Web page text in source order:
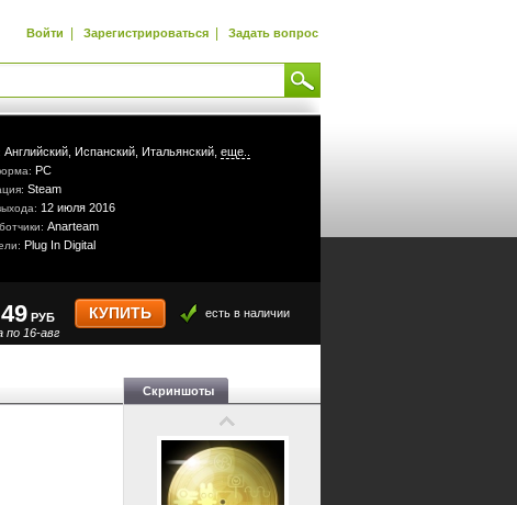
Войти | Зарегистрироваться | Задать вопрос
Английский, Испанский, Итальянский, еще..
PC
Steam
12 июля 2016
Anarteam
Plug In Digital
по 16-авг
49 РУБ КУПИТЬ есть в наличии
Скриншоты